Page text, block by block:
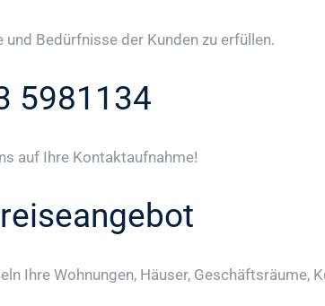
und Bedürfnisse der Kunden zu erfüllen.
5981134
auf Ihre Kontaktaufnahme!
Ihre Wohnungen, Häuser, Geschäftsräume,